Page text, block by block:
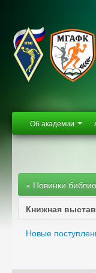
Об академии
« Новинки
Книжная
Новые